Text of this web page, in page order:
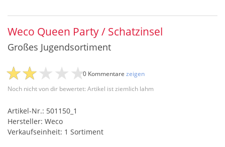
Weco Queen Party / Schatzinsel
Großes Jugendsortiment
Noch nicht von dir bewertet: Artikel ist ziemlich lahm
0 Kommentare zeigen
Artikel-Nr.: 501150_1
Hersteller: Weco
Verkaufseinheit: 1 Sortiment